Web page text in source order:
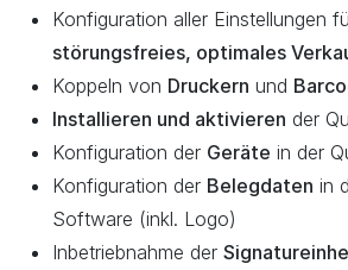
Konfiguration aller Einstellungen
störungsfreies, optimales
Koppeln von Druckern und
Installieren und aktivieren der
Konfiguration der Geräte in der
Konfiguration der Belegdaten in
Software (inkl. Logo)
Inbetriebnahme der